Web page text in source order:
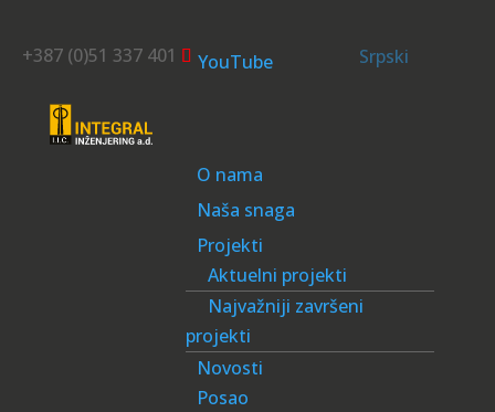
+387 (0)51 337 401 YouTube Srpski
O nama
Naša snaga
Projekti
Aktuelni projekti
Najvažniji završeni
projekti
Novosti
Posao